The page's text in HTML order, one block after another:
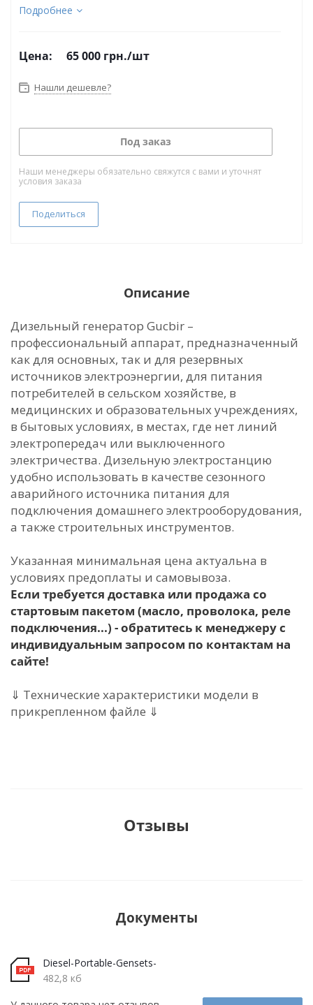
Подробнее
Цена: 65 000 грн./шт
Нашли дешевле?
Под заказ
Наши менеджеры обязательно свяжутся с вами и уточнят
условия заказа
Поделиться
Описание
Дизельный генератор Gucbir –
профессиональный аппарат, предназначенный
как для основных, так и для резервных
источников электроэнергии, для питания
потребителей в сельском хозяйстве, в
медицинских и образовательных учреждениях,
в бытовых условиях, в местах, где нет линий
электропередач или выключенного
электричества. Дизельную электростанцию ​​
удобно использовать в качестве сезонного
аварийного источника питания для
подключения домашнего электрооборудования,
а также строительных инструментов.
Указанная минимальная цена актуальна в
условиях предоплаты и самовывоза.
Если требуется доставка или продажа со
стартовым пакетом (масло, проволока, реле
подключения...) - обратитесь к менеджеру с
индивидуальным запросом по контактам на
сайте!
⇓ Технические характеристики модели в
прикрепленном файле ⇓
Отзывы
Документы
Diesel-Portable-Gensets-
482,8 кб